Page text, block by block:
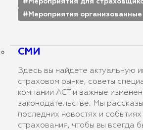
Мероприятия для
Мероприятия
СМИ
Здесь вы найдете актуальную
страховом рынке, советы
компании АСТ и важные
законодательстве. Мы
последних новостях и
страхования, чтобы вы всегда